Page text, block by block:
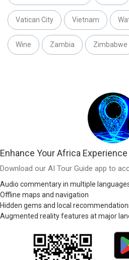
Vatican City Vietnam
Wine Zambia Zimbabwe
Enhance Your Africa Experience
Download our AI Tour Guide app to
Audio commentary in multiple
Offline maps and navigation
Hidden gems and local
Augmented reality features at major